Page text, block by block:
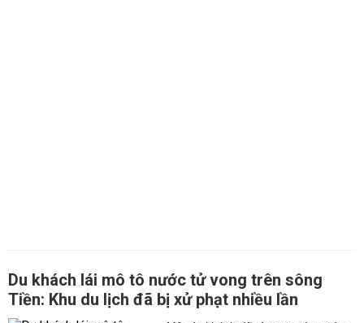
Du khách lái mô tô nước tử vong trên sông
Tiền: Khu du lịch đã bị xử phạt nhiều lần